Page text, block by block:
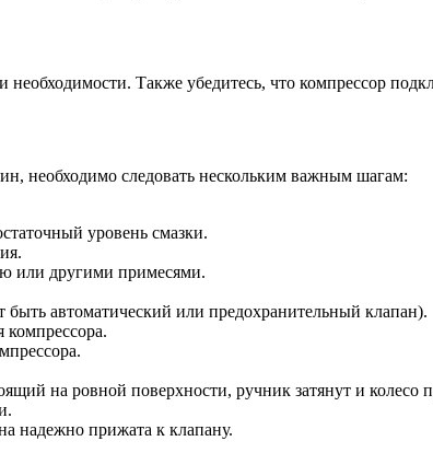
необходимости. Также убедитесь, что компрессор
необходимо следовать нескольким важным шагам:
уровень смазки.
или другими примесями.
автоматический или предохранительный клапан).
компрессора.
на ровной поверхности, ручник затянут и колесо
надежно прижата к клапану.